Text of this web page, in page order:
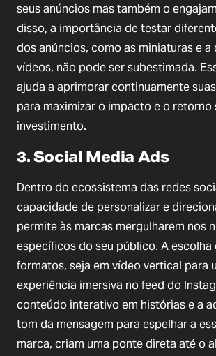
seus anúncios mas também o
disso, a importância de testar
dos anúncios, como as miniaturas e
vídeos, não pode ser subestimada.
ajuda a aprimorar continuamente
para maximizar o impacto e o retorno
investimento.
3. Social Media Ads
Dentro do ecossistema das redes
capacidade de personalizar e
permite às marcas mergulharem nos
específicos do seu público. A escolha
formatos, seja em vídeo vertical para
experiência imersiva no feed do
conteúdo interativo em histórias e a
tom da mensagem para espelhar a
marca, criam uma ponte direta até o